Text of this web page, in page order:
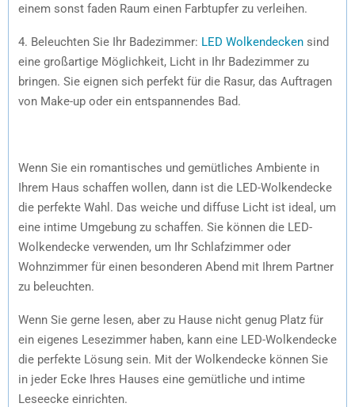
einem sonst faden Raum einen Farbtupfer zu verleihen.
4. Beleuchten Sie Ihr Badezimmer: LED Wolkendecken sind
eine großartige Möglichkeit, Licht in Ihr Badezimmer zu
bringen. Sie eignen sich perfekt für die Rasur, das Auftragen
von Make-up oder ein entspannendes Bad.
Wenn Sie ein romantisches und gemütliches Ambiente in
Ihrem Haus schaffen wollen, dann ist die LED-Wolkendecke
die perfekte Wahl. Das weiche und diffuse Licht ist ideal, um
eine intime Umgebung zu schaffen. Sie können die LED-
Wolkendecke verwenden, um Ihr Schlafzimmer oder
Wohnzimmer für einen besonderen Abend mit Ihrem Partner
zu beleuchten.
Wenn Sie gerne lesen, aber zu Hause nicht genug Platz für
ein eigenes Lesezimmer haben, kann eine LED-Wolkendecke
die perfekte Lösung sein. Mit der Wolkendecke können Sie
in jeder Ecke Ihres Hauses eine gemütliche und intime
Leseecke einrichten.